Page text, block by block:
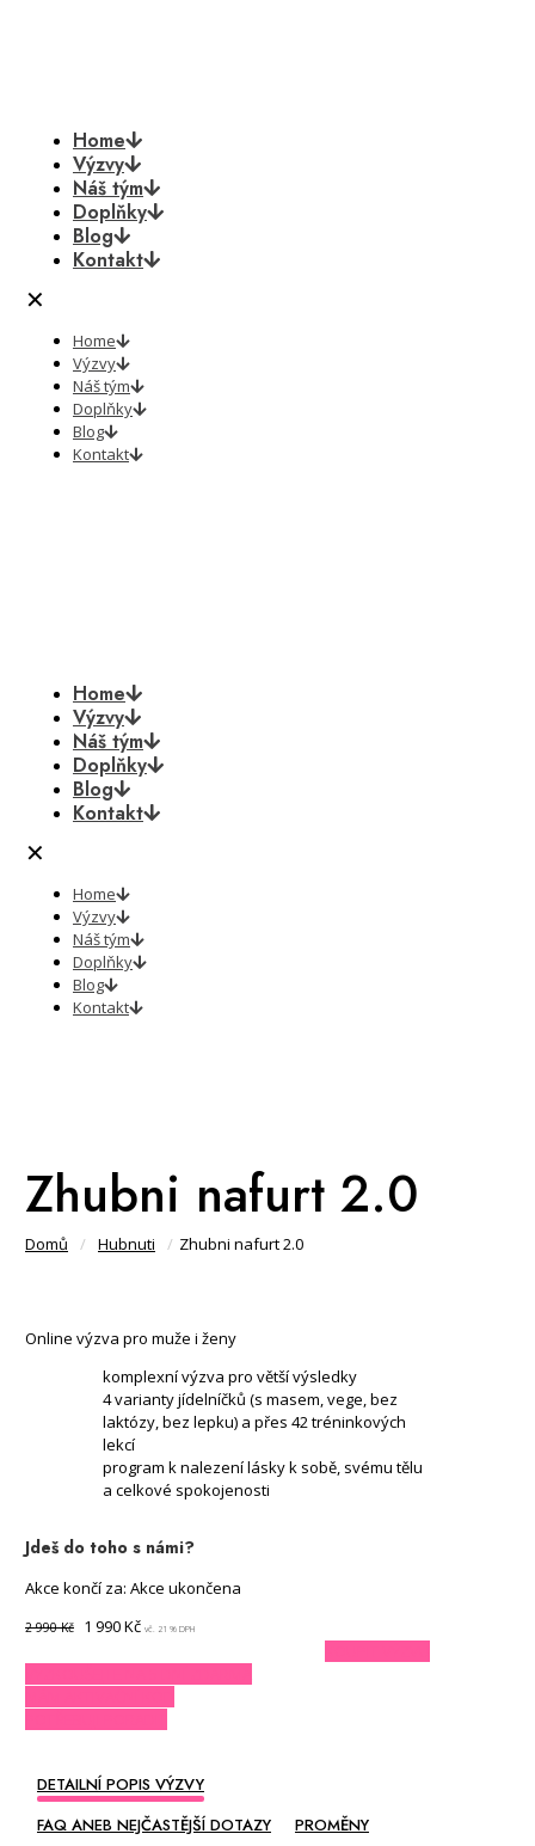
Home
Výzvy
Náš tým
Doplňky
Blog
Kontakt
✕
Home
Výzvy
Náš tým
Doplňky
Blog
Kontakt
Home
Výzvy
Náš tým
Doplňky
Blog
Kontakt
✕
Home
Výzvy
Náš tým
Doplňky
Blog
Kontakt
Zhubni nafurt 2.0
Domů / Hubnuti / Zhubni nafurt 2.0
Online výzva pro muže i ženy
komplexní výzva pro větší výsledky
4 varianty jídelníčků (s masem, vege, bez
laktózy, bez lepku) a přes 42 tréninkových
lekcí
program k nalezení lásky k sobě, svému tělu
a celkové spokojenosti
Jdeš do toho s námi?
Akce končí za: Akce ukončena
2 990Kč
Původní
byla:
2
990 Kč.
1 990KčAktuální
je:
1
990 Kč.
vč. 21 % DPH
DETAILNÍ POPIS VÝZVY
FAQ ANEB NEJČASTĚJŠÍ DOTAZY
PROMĚNY